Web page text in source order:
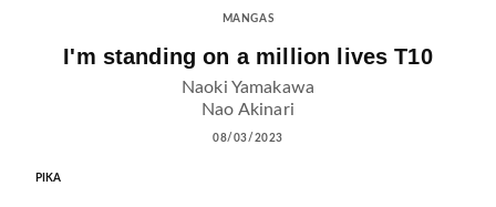
MANGAS
I'm standing on a million lives T10
Naoki Yamakawa
Nao Akinari
08/03/2023
PIKA